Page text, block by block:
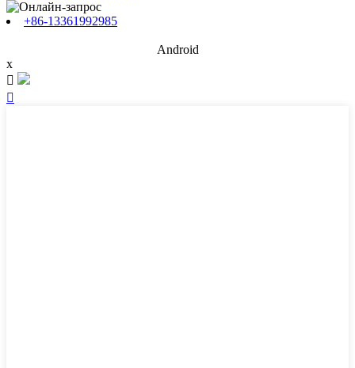
+86-13361992985
Android
x

